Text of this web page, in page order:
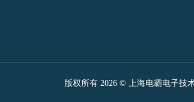
版权所有 2026 © 上海电霸电子技